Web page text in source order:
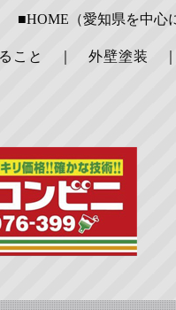
■HOME（愛知県を中心
こと 外壁塗装